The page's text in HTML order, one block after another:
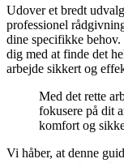
Udover et bredt
professionel
dine specifikke
dig med at finde det
arbejde sikkert og
Med det rette
fokusere på dit
komfort og
Vi håber, at denne